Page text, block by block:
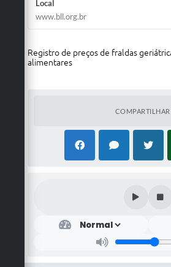
Local
www.bll.org.br
Registro de preços de fraldas
alimentares
COMPARTILHAR